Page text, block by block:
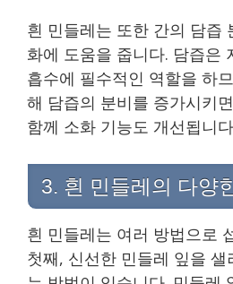
흰 민들레는 또한 간의 담즙
화에 도움을 줍니다. 담즙은
흡수에 필수적인 역할을 하
해 담즙의 분비를 증가시키
함께 소화 기능도 개선됩니
3. 흰 민들레의 다양
흰 민들레는 여러 방법으로
첫째, 신선한 민들레 잎을